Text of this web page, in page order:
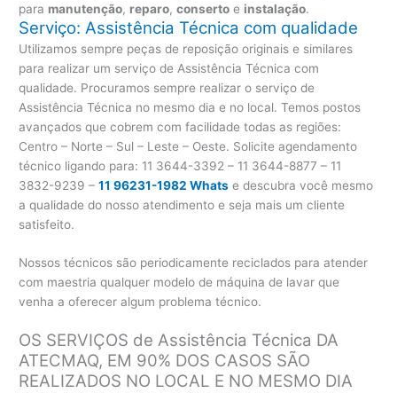
para manutenção, reparo,conserto e instalação.
Serviço: Assistência Técnica com qualidade
Utilizamos sempre peças de reposição originais e similares
para realizar um serviço de Assistência Técnica com
qualidade. Procuramos sempre realizar o serviço de
Assistência Técnica no mesmo dia e no local. Temos postos
avançados que cobrem com facilidade todas as regiões:
Centro – Norte – Sul – Leste – Oeste. Solicite agendamento
técnico ligando para: 11 3644-3392 – 11 3644-8877 – 11
3832-9239 –11 96231-1982 Whats e descubra você mesmo
a qualidade do nosso atendimento e seja mais um cliente
satisfeito.
Nossos técnicos são periodicamente reciclados para atender
com maestria qualquer modelo de máquina de lavar que
venha a oferecer algum problema técnico.
OS SERVIÇOS de Assistência Técnica DA
ATECMAQ, EM 90% DOS CASOS SÃO
REALIZADOS NO LOCAL E NO MESMO DIA